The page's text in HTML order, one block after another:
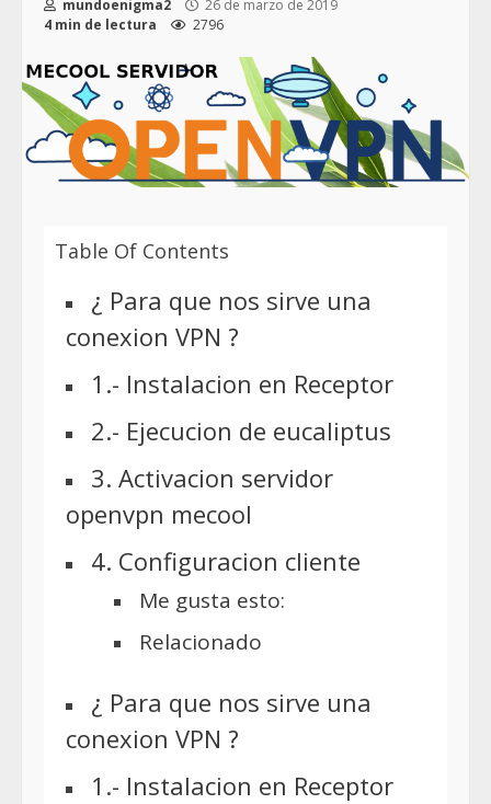
mundoenigma2
26 de marzo de 2019
4 min de lectura
2796
Table Of Contents
¿ Para que nos sirve una
conexion VPN ?
1.- Instalacion en Receptor
2.- Ejecucion de eucaliptus
3. Activacion servidor
openvpn mecool
4. Configuracion cliente
Me gusta esto:
Relacionado
¿ Para que nos sirve una
conexion VPN ?
1.- Instalacion en Receptor